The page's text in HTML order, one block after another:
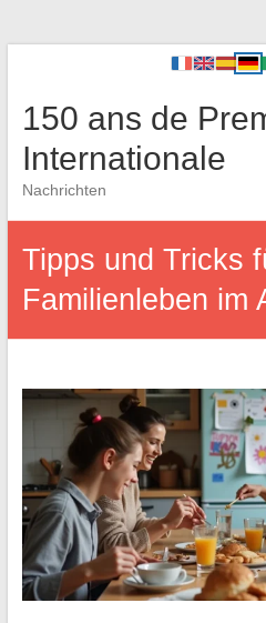
150 ans de
Internationale
Nachrichten
Tipps und Tricks
Familienleben im